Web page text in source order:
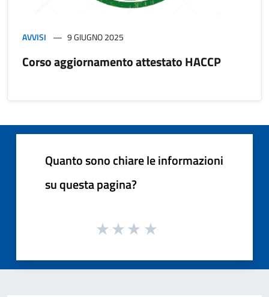
AVVISI 9 GIUGNO 2025
Corso aggiornamento attestato HACCP
Quanto sono chiare le informazioni
su questa pagina?